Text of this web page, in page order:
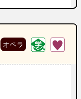
オペラ